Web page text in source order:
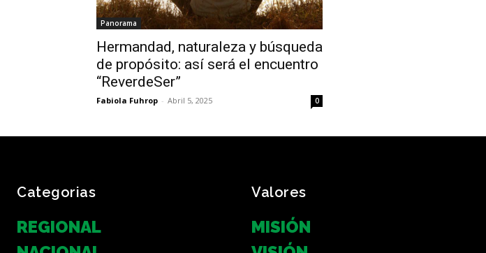
Panorama
Hermandad, naturaleza y búsqueda
de propósito: así será el encuentro
“ReverdeSer”
Fabiola Fuhrop - Abril 5, 2025 0
Categorias
REGIONAL
Valores
MISIÓN